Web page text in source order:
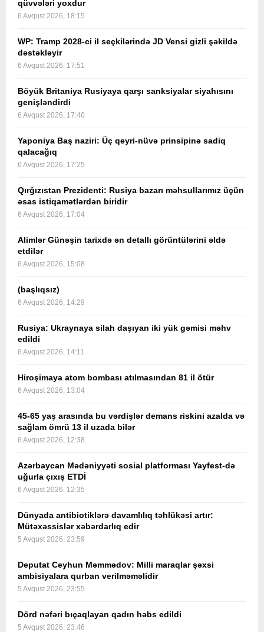
qüvvələri yoxdur
6 Avqust 2026, 18:15
WP: Tramp 2028-ci il seçkilərində JD Vensi gizli şəkildə
dəstəkləyir
6 Avqust 2026, 17:51
Böyük Britaniya Rusiyaya qarşı sanksiyalar siyahısını
genişləndirdi
6 Avqust 2026, 17:40
Yaponiya Baş naziri: Üç qeyri-nüvə prinsipinə sadiq
qalacağıq
6 Avqust 2026, 17:25
Qırğızıstan Prezidenti: Rusiya bazarı məhsullarımız üçün
əsas istiqamətlərdən biridir
6 Avqust 2026, 17:04
Alimlər Günəşin tarixdə ən detallı görüntülərini əldə
etdilər
6 Avqust 2026, 15:08
(başlıqsız)
6 Avqust 2026, 14:29
Rusiya: Ukraynaya silah daşıyan iki yük gəmisi məhv
edildi
6 Avqust 2026, 14:11
Hiroşimaya atom bombası atılmasından 81 il ötür
6 Avqust 2026, 13:04
45-65 yaş arasında bu vərdişlər demans riskini azalda və
sağlam ömrü 13 il uzada bilər
6 Avqust 2026, 12:38
Azərbaycan Mədəniyyəti sosial platforması Yayfest-də
uğurla çıxış ETDİ
6 Avqust 2026, 12:35
Dünyada antibiotiklərə davamlılıq təhlükəsi artır:
Mütəxəssislər xəbərdarlıq edir
5 Avqust 2026, 23:59
Deputat Ceyhun Məmmədov: Milli maraqlar şəxsi
ambisiyalara qurban verilməməlidir
5 Avqust 2026, 23:55
Dörd nəfəri bıçaqlayan qadın həbs edildi
5 Avqust 2026, 23:46